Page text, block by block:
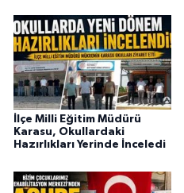
İlçe Milli Eğitim Müdürü
Karasu, Okullardaki
Hazırlıkları Yerinde İnceledi